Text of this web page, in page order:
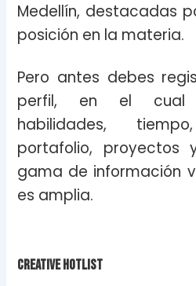
Medellín, destacadas
posición en la materia.
Pero antes debes
perfil, en el cual
habilidades,
portafolio, proyectos
gama de información
es amplia.
Creative Hotlist